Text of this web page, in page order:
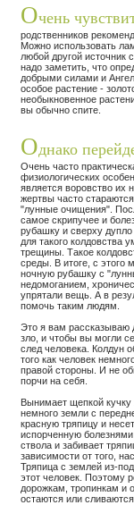
Очень
родственников
Можно использовать
любой другой источник
надо заметить, что
добрыми силами и
особое растение -
необыкновенное
вы обычно спите.
Однако
Очень часто
физиологических
является воровство их
жертвы часто
"лунные очищения".
самое скрипучее и
рубашку и сверху
для такого колдовства
трещины. Такое
среды. В итоге, с этого
ночную рубашку с
недомоганием,
упрятали вещь. А в
помочь таким людям.
Это я вам рассказываю
зло, и чтобы вы могли
след человека. Колдун
того как человек
правой стороны. И не
порчи на себя.
Вынимает щепкой
немного земли с
красную тряпицу и
испорченную
ствола и забивает
зависимости от того,
Тряпица с землей из-
этот человек. Поэтому
дорожкам, тропинкам и
остаются или